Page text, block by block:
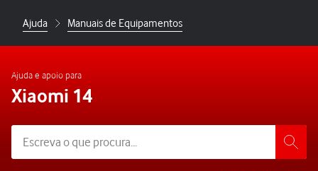
Ajuda Manuais de Equipamentos
Ajuda e apoio para
Xiaomi 14